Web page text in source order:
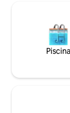
Piscina